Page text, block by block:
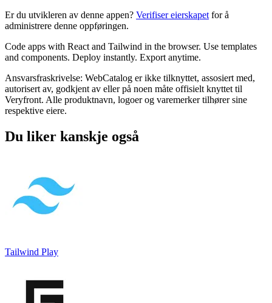
Er du utvikleren av denne appen? Verifiser eierskapet for å
administrere denne oppføringen.
Code apps with React and Tailwind in the browser. Use templates
and components. Deploy instantly. Export anytime.
Ansvarsfraskrivelse: WebCatalog er ikke tilknyttet, assosiert med,
autorisert av, godkjent av eller på noen måte offisielt knyttet til
Veryfront. Alle produktnavn, logoer og varemerker tilhører sine
respektive eiere.
Du liker kanskje også
Tailwind Play